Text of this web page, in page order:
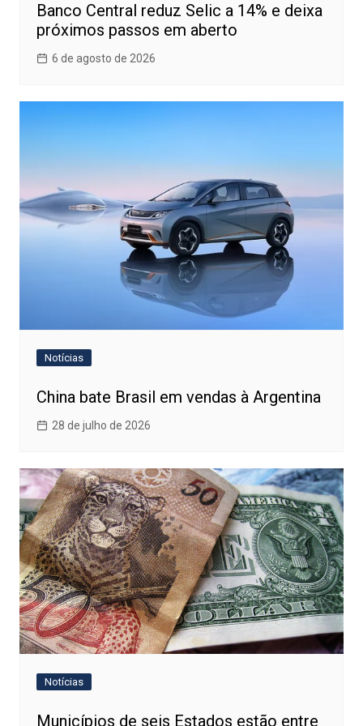
Banco Central reduz Selic a 14% e deixa
próximos passos em aberto
6 de agosto de 2026
Notícias
China bate Brasil em vendas à Argentina
28 de julho de 2026
Notícias
Municípios de seis Estados estão entre